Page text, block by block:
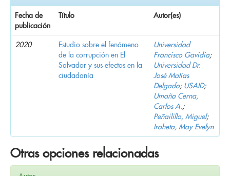
Fecha de
publicación
Título Autor(es)
2020
Estudio sobre el fenómeno
de la corrupción en El
Salvador y sus efectos en la
ciudadanía
Universidad
Francisco Gavidia;
Universidad Dr.
José Matías
Delgado; USAID;
Umaña Cerna,
Carlos A.;
Peñailillo, Miguel;
Iraheta, May Evelyn
Otras opciones relacionadas